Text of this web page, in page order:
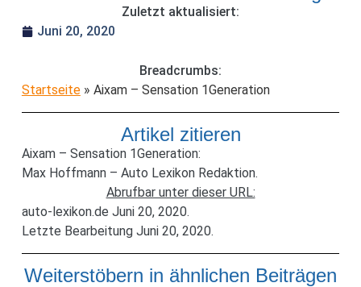
Zuletzt aktualisiert:
Juni 20, 2020
Breadcrumbs:
Startseite» Aixam – Sensation 1Generation
Artikel zitieren
Aixam – Sensation 1Generation:
Max Hoffmann – Auto Lexikon Redaktion.
Abrufbar unter dieser URL:
auto-lexikon.de Juni 20, 2020.
Letzte Bearbeitung Juni 20, 2020.
Weiterstöbern in ähnlichen Beiträgen